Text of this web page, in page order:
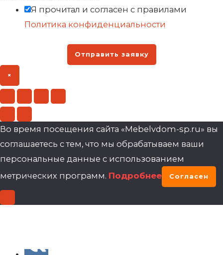
Я прочитал и согласен с правилами
Политика конфиденциальности
Отправить заявку
×
Во время посещения сайта «Mebelvdom-sp.ru» вы
соглашаетесь с тем, что мы обрабатываем ваши
персональные данные с использованием
метрических программ. Подробнее Согласен